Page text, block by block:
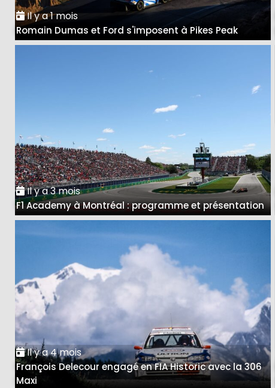
Il y a 1 mois
Romain Dumas et Ford s'imposent à Pikes Peak
Il y a 3 mois
F1 Academy à Montréal : programme et présentation
Il y a 4 mois
François Delecour engagé en FIA Historic avec la 306
Maxi